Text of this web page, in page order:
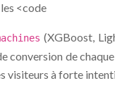
<code
(XGBoost,
de
à forte